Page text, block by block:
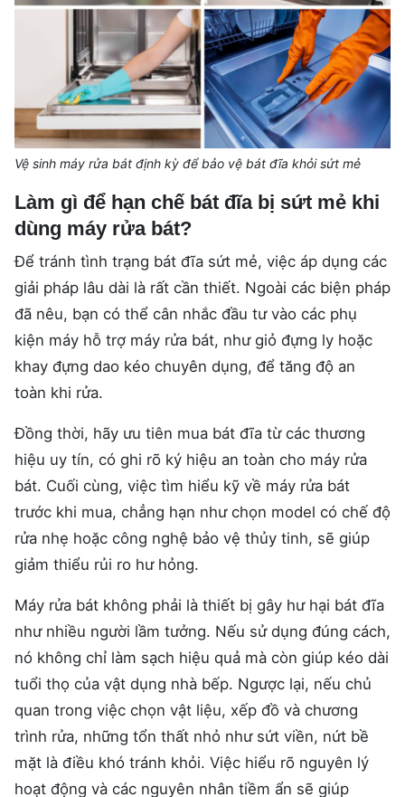
Vệ sinh máy rửa bát định kỳ để bảo vệ bát đĩa khỏi sứt mẻ
Làm gì để hạn chế bát đĩa bị sứt mẻ khi
dùng máy rửa bát?
Để tránh tình trạng bát đĩa sứt mẻ, việc áp dụng các
giải pháp lâu dài là rất cần thiết. Ngoài các biện pháp
đã nêu, bạn có thể cân nhắc đầu tư vào các phụ
kiện máy hỗ trợ máy rửa bát, như giỏ đựng ly hoặc
khay đựng dao kéo chuyên dụng, để tăng độ an
toàn khi rửa.
Đồng thời, hãy ưu tiên mua bát đĩa từ các thương
hiệu uy tín, có ghi rõ ký hiệu an toàn cho máy rửa
bát. Cuối cùng, việc tìm hiểu kỹ về máy rửa bát
trước khi mua, chẳng hạn như chọn model có chế độ
rửa nhẹ hoặc công nghệ bảo vệ thủy tinh, sẽ giúp
giảm thiểu rủi ro hư hỏng.
Máy rửa bát không phải là thiết bị gây hư hại bát đĩa
như nhiều người lầm tưởng. Nếu sử dụng đúng cách,
nó không chỉ làm sạch hiệu quả mà còn giúp kéo dài
tuổi thọ của vật dụng nhà bếp. Ngược lại, nếu chủ
quan trong việc chọn vật liệu, xếp đồ và chương
trình rửa, những tổn thất nhỏ như sứt viền, nứt bề
mặt là điều khó tránh khỏi. Việc hiểu rõ nguyên lý
hoạt động và các nguyên nhân tiềm ẩn sẽ giúp